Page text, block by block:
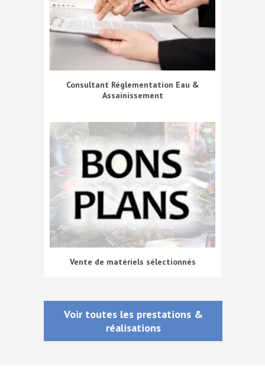
Consultant Réglementation Eau &
Assainissement
Vente de matériels sélectionnés
Voir toutes les prestations &
réalisations